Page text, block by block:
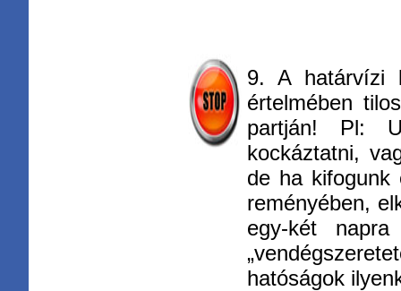
9. A határvízi
értelmében
partján! Pl:
kockáztatni,
de ha kifogunk
reményében,
egy-két
hatóságok